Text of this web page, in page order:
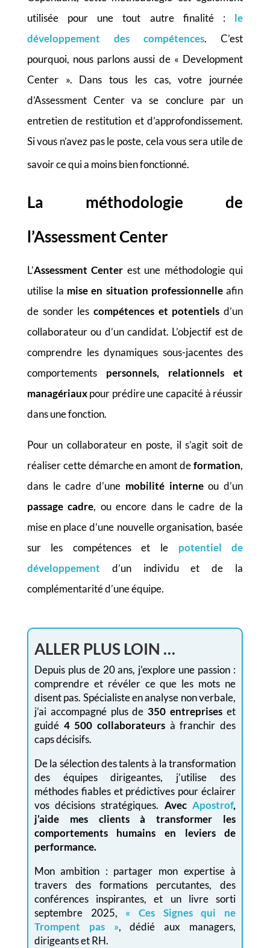
utilisée pour une tout autre finalité :
le
développement des compétences. C’est
pourquoi, nous parlons aussi de « Development
Center ». Dans tous les cas, votre journée
d’Assessment Center va se conclure par un
entretien de restitution et d’approfondissement.
Si vous n’avez pas le poste, cela vous sera utile de
savoir ce qui a moins bien fonctionné.
La méthodologie de
l’Assessment Center
L’Assessment Center est une méthodologie qui
utilise la mise en situation professionnelleafin
de sonder les compétences et potentiels d’un
collaborateur ou d’un candidat. L’objectif est de
comprendre les dynamiques sous-jacentes des
comportements personnels, relationnels et
managériauxpour prédire une capacité à réussir
dans une fonction.
Pour un collaborateur en poste, il s’agit soit de
réaliser cette démarche en amont deformation,
dans le cadre d’une mobilité interneou d’un
passage cadre, ou encore dans le cadre de la
mise en place d’une nouvelle organisation, basée
sur les compétences et le
potentiel de
développement d’un individu et de la
complémentarité d’une équipe.
ALLER PLUS LOIN …
Depuis plus de 20 ans, j’explore une passion :
comprendre et révéler ce que les mots ne
disent pas. Spécialiste en analyse non verbale,
j’ai accompagné plus de 350 entreprises et
guidé 4 500 collaborateurs à franchir des
caps décisifs.
De la sélection des talents à la transformation
des équipes dirigeantes, j’utilise des
méthodes fiables et prédictives pour éclairer
vos décisions stratégiques. AvecApostrof,
j’aide mes clients à transformer les
comportements humains en leviers de
performance.
Mon ambition : partager mon expertise à
travers des formations percutantes, des
conférences inspirantes, et un livre sorti
septembre 2025, « Ces Signes qui ne
Trompent pas », dédié aux managers,
dirigeants et RH.